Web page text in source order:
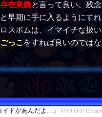
在意義と言って良い。残
早期に手に入るようにす
スボムは、イマイチな扱
っこ をすれば良いのでは